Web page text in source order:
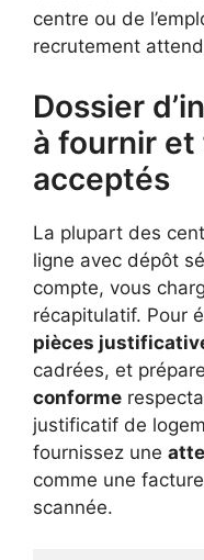
centre ou de
recrutement
Dossier
à fournir
acceptés
La plupart des
ligne avec dépôt
compte, vous
récapitulatif. Pour
pièces
cadrées, et
conforme
justificatif de
fournissez une
comme une
scannée.